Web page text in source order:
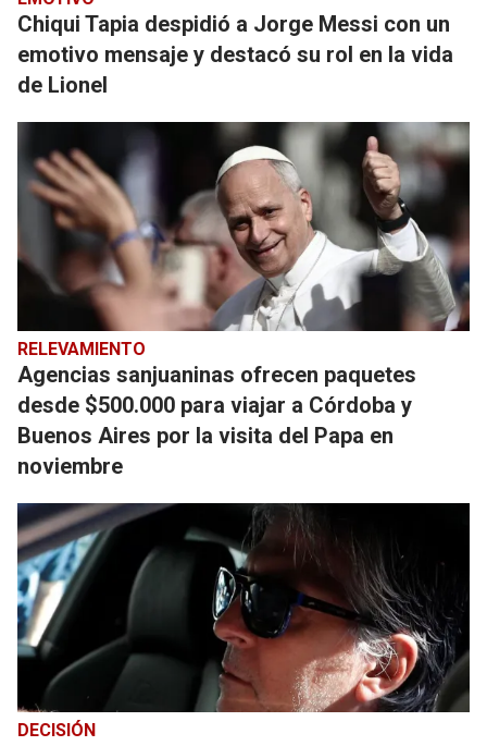
Chiqui Tapia despidió a Jorge Messi con un
emotivo mensaje y destacó su rol en la vida
de Lionel
RELEVAMIENTO
Agencias sanjuaninas ofrecen paquetes
desde $500.000 para viajar a Córdoba y
Buenos Aires por la visita del Papa en
noviembre
DECISIÓN